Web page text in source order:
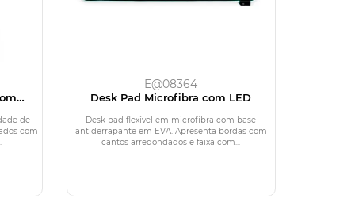
de
com
E@08364
Desk Pad Microfibra com LED
Desk pad flexível em microfibra com base
antiderrapante em EVA. Apresenta bordas com
cantos arredondados e faixa com...